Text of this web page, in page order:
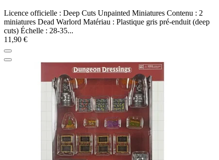
Licence officielle : Deep Cuts Unpainted Miniatures Contenu : 2
miniatures Dead Warlord Matériau : Plastique gris pré-enduit (deep
cuts) Échelle : 28-35...
11,90 €